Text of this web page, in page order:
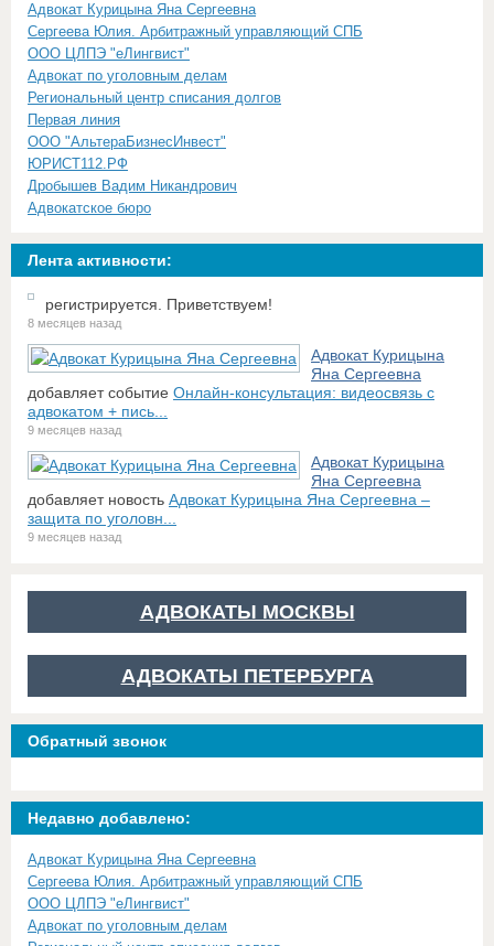
Адвокат Курицына Яна Сергеевна
Сергеева Юлия. Арбитражный управляющий СПБ
ООО ЦЛПЭ "еЛингвист"
Адвокат по уголовным делам
Региональный центр списания долгов
Первая линия
ООО "АльтераБизнесИнвест"
ЮРИСТ112.РФ
Дробышев Вадим Никандрович
Адвокатское бюро
Лента активности:
регистрируется. Приветствуем!
8 месяцев назад
Адвокат Курицына
Яна Сергеевна
добавляет событие Онлайн-консультация: видеосвязь с
адвокатом + пись...
9 месяцев назад
Адвокат Курицына
Яна Сергеевна
добавляет новость Адвокат Курицына Яна Сергеевна –
защита по уголовн...
9 месяцев назад
АДВОКАТЫ МОСКВЫ
АДВОКАТЫ ПЕТЕРБУРГА
Обратный звонок
Недавно добавлено:
Адвокат Курицына Яна Сергеевна
Сергеева Юлия. Арбитражный управляющий СПБ
ООО ЦЛПЭ "еЛингвист"
Адвокат по уголовным делам